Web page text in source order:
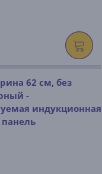
62 см, без
-
индукционная